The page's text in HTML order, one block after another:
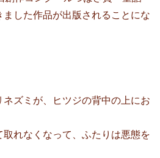
した作品が出版されることにな
ズミが、ヒツジの背中の上にお
れなくなって、ふたりは悪態を